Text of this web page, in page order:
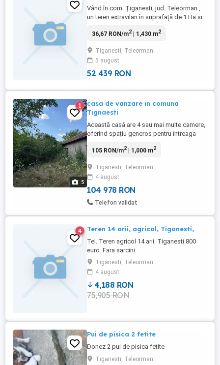
Vând în com. Țiganesti, jud. Teleorman ,
un teren extravilan în suprafață de 1 Ha si
telefon zero sapte doi zero sapte sase
privat
36,67 RON/m2| 1,430 m2
Tiganesti, Teleorman
5 august
52 439 RON
5
1
casa de vanzare in comuna
Tignaesti
Această casă are 4 sau mai multe camere,
oferind spațiu generos pentru întreaga
neutilată, ceea ce îți permite să o
măsoară 1000 mp, oferindu-ți
posibilitatea să te bucuri de un mediu
liniștit. Prețul de vânzare este de 20.000 ...
105 RON/m2| 1,000 m2
Tiganesti, Teleorman
4 august
104 978 RON
Telefon validat
4 Teren 14 arii, agricol, Tiganesti,
Tel. Teren agricol 14 arii. Tiganesti 800
euro. Fara sarcini
Tiganesti, Teleorman
4 august
4,188 RON
75,905 RON
Pui de pisica 2 fetite
Donez 2 pui de pisica fetite
Tiganesti, Teleorman